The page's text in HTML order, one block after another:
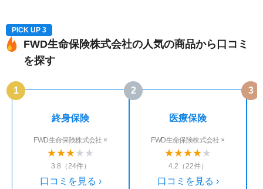
FWD生命保険株式会社の人気の商品から口コミ
を探す
PICK UP 3
1
終身保険
FWD生命保険株式会社 ×
★★★★ ★
3.8（24件）
口コミを見る ›
2
医療保険
FWD生命保険株式会社 ×
★★★★★
4.2（22件）
口コミを見る ›
3